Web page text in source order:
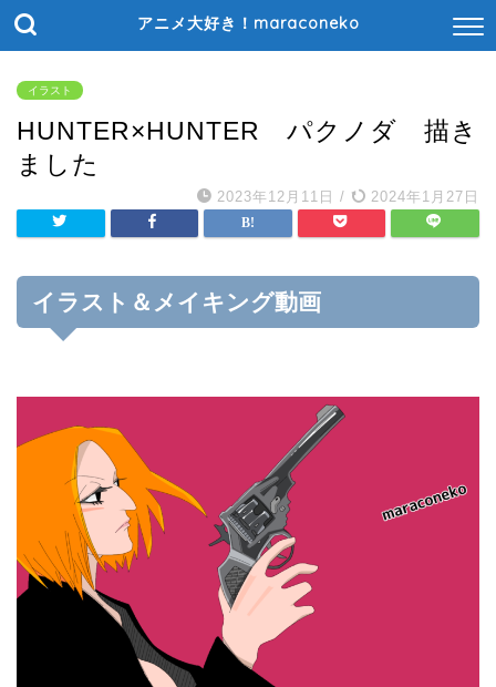
アニメ大好き！maraconeko
イラスト
HUNTER×HUNTER パクノダ 描き
ました
2023年12月11日 / 2024年1月27日
イラスト＆メイキング動画